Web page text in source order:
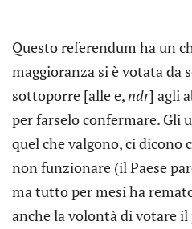
Questo referendum ha un
maggioranza si è votata da
sottoporre [alle e,ndr] agli
per farselo confermare. Gli
quel che valgono, ci dicono
non funzionare (il Paese
ma tutto per mesi ha
anche la volontà di votare